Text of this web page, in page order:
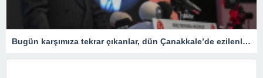
Bugün karşımıza tekrar çıkanlar, dün Çanakkale’de ezilenlerdir